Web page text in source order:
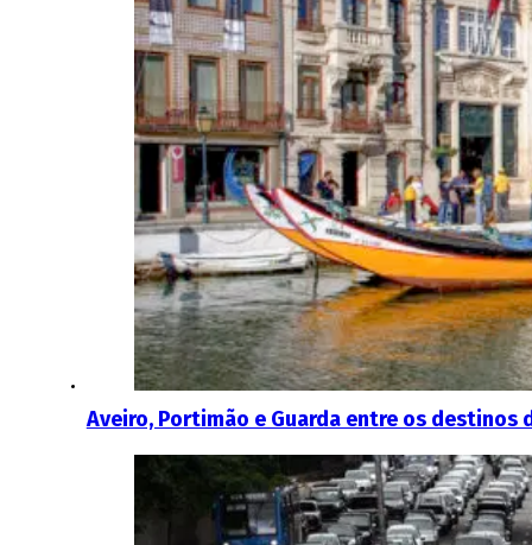
Aveiro, Portimão e Guarda entre os